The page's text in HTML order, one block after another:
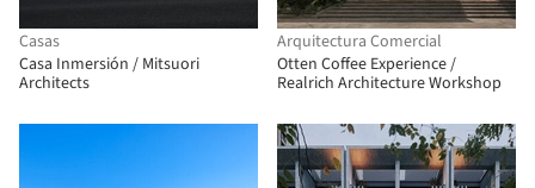
Casas
Casa Inmersión / Mitsuori
Architects
Arquitectura Comercial
Otten Coffee Experience /
Realrich Architecture Workshop